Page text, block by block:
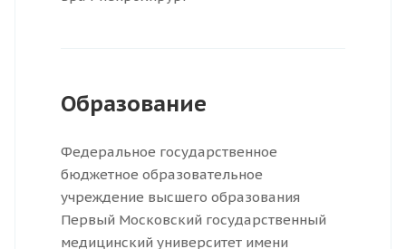
Образование
Федеральное государственное
бюджетное образовательное
учреждение высшего образования
Первый Московский государственный
медицинский университет имени